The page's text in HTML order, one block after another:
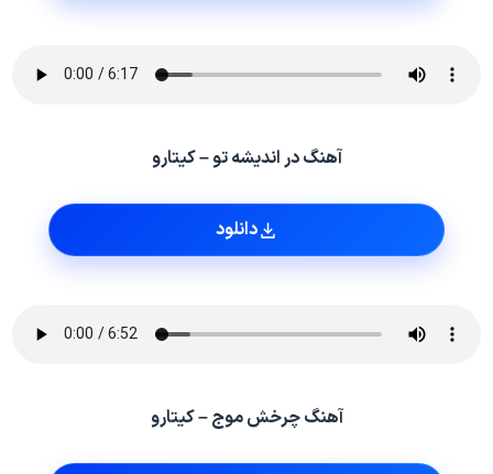
آهنگ در اندیشه تو – کیتارو
دانلود
آهنگ چرخش موج – کیتارو